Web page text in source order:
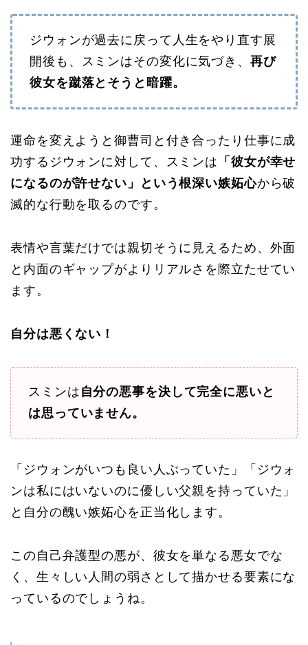
ジウォンが過去に戻って人生をやり直す展
開後も、スミンはその変化に気づき、 再び
彼女を蹴落とそうと暗躍。
運命を変えようと御曹司と付き合ったり仕事に成
功するジウォンに対して、スミンは 「彼女が幸せ
になるのが許せない」という根深い嫉妬心から破
滅的な行動を取るのです。
表情や言葉だけでは親切そうに見えるため、外面
と内面のギャップがよりリアルさを際立たせてい
ます。
自分は悪くない！
スミンは 自分の悪事を決して完全に悪いと
は思っていません。
「ジウォンがいつも良い人ぶっていた」「ジウォ
ンは私にはいないのに優しい父親を持っていた」
と自分の醜い嫉妬心を正当化します。
この自己弁護型の悪が、彼女を単なる悪女でな
く、生々しい人間の弱さとして描かせる要素にな
っているのでしょうね。